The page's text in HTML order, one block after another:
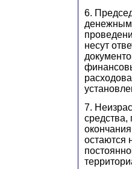
6.
несут
7.
остаются